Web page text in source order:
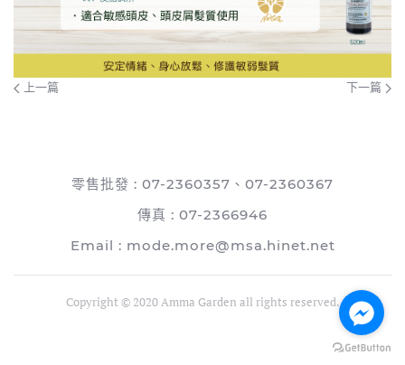
上一篇 下一篇
零售批發 : 07-2360357、07-2360367
傳真 : 07-2366946
Email : mode.more@msa.hinet.net
Copyright © 2020 Amma Garden all rights reserved.